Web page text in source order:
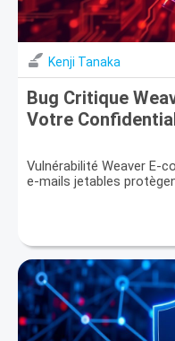
Kenji Tanaka
Bug Critique
Votre
Vulnérabilité Weaver E-
e-mails jetables